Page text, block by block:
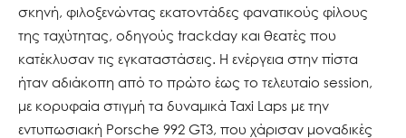
σκηνή, φιλοξενώντας εκατοντάδες φανατικούς φίλους
της ταχύτητας, οδηγούς trackday και θεατές που
κατέκλυσαν τις εγκαταστάσεις. Η ενέργεια στην πίστα
ήταν αδιάκοπη από το πρώτο έως το τελευταίο session,
με κορυφαία στιγμή τα δυναμικά Taxi Laps με την
εντυπωσιακή Porsche 992 GT3, που χάρισαν μοναδικές